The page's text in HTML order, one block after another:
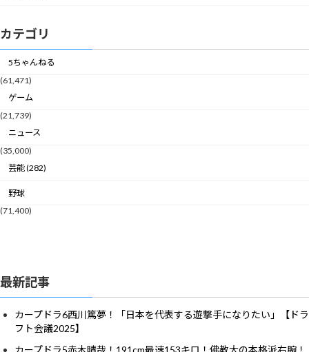
カテゴリ
5ちゃんねる
(61,471)
ゲーム
(21,739)
ニュース
(35,000)
芸能 (282)
野球
(71,400)
最新記事
カープドラ6西川篤夢！「日本を代表する遊撃手になりたい」【ドラ
フト会議2025】